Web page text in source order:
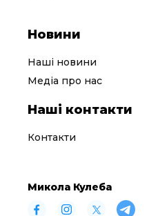
Новини
Наші новини
Медіа про нас
Наші контакти
Контакти
Микола Кулеба